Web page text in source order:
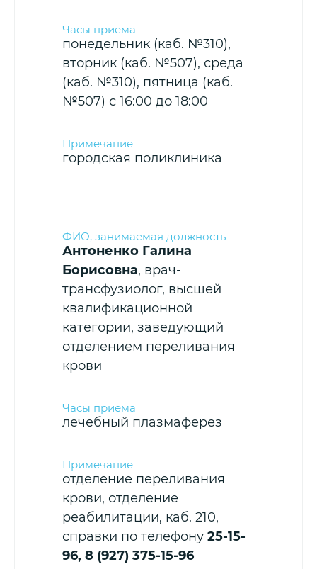
понедельник (каб. №310),
вторник (каб. №507), среда
(каб. №310), пятница (каб.
№507) с 16:00 до 18:00
городская поликлиника
Антоненко Галина
Борисовна, врач-
трансфузиолог, высшей
квалификационной
категории, заведующий
отделением переливания
крови
лечебный плазмаферез
отделение переливания
крови, отделение
реабилитации, каб. 210,
справки по телефону 25-15-
96, 8 (927) 375-15-96